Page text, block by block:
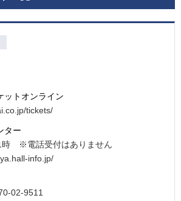
ットオンライン
tickets/
ター
時 ※電話受付はありません
info.jp/
02-9511